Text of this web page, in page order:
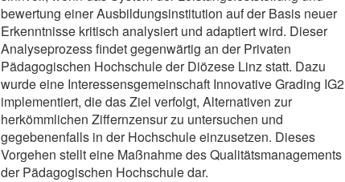
bewertung einer Ausbildungsinstitution auf der Basis neuer
Erkenntnisse kritisch analysiert und adaptiert wird. Dieser
Analyseprozess findet gegenwärtig an der Privaten
Pädagogischen Hochschule der Diözese Linz statt. Dazu
wurde eine Interessensgemeinschaft Innovative Grading IG2
implementiert, die das Ziel verfolgt, Alternativen zur
herkömmlichen Ziffernzensur zu untersuchen und
gegebenenfalls in der Hochschule einzusetzen. Dieses
Vorgehen stellt eine Maßnahme des Qualitätsmanagements
der Pädagogischen Hochschule dar.